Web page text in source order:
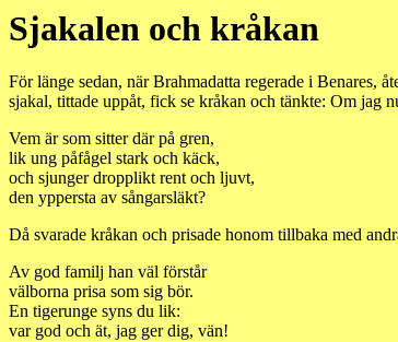
Sjakalen och kråkan
För länge sedan, när Brahmadatta regerade i Benares,
sjakal, tittade uppåt, fick se kråkan och tänkte: Om jag
Vem är som sitter där på gren,
lik ung påfågel stark och käck,
och sjunger dropplikt rent och ljuvt,
den yppersta av sångarsläkt?
Då svarade kråkan och prisade honom tillbaka med
Av god familj han väl förstår
välborna prisa som sig bör.
En tigerunge syns du lik:
var god och ät, jag ger dig, vän!